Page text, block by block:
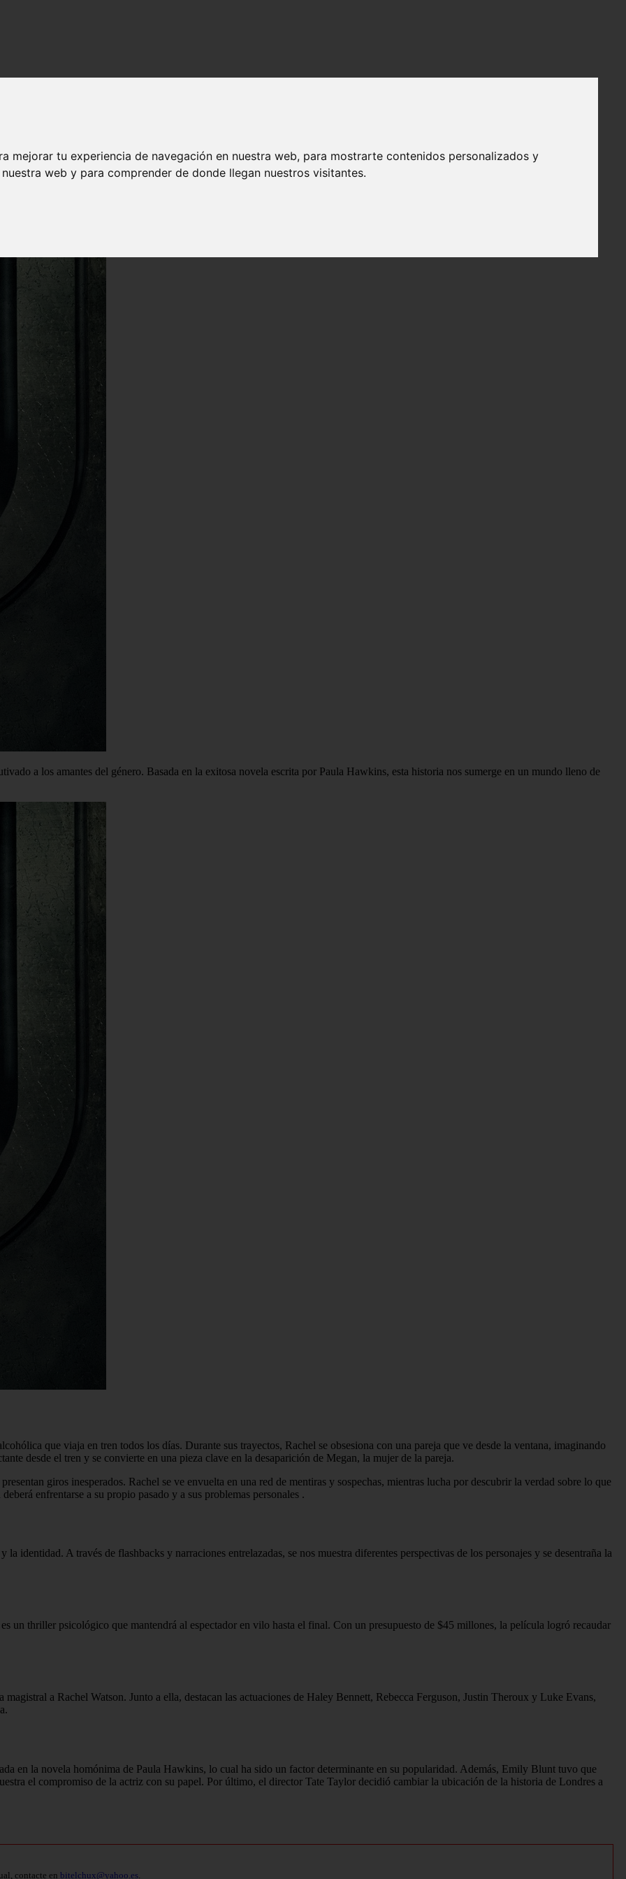
mejorar tu experiencia de navegación en nuestra web, para mostrarte contenidos personalizados y
web y para comprender de donde llegan nuestros visitantes.
a los amantes del género. Basada en la exitosa novela escrita por Paula Hawkins, esta historia nos sumerge en un mundo lleno de
que viaja en tren todos los días. Durante sus trayectos, Rachel se obsesiona con una pareja que ve desde la ventana, imaginando
desde el tren y se convierte en una pieza clave en la desaparición de Megan, la mujer de la pareja.
giros inesperados. Rachel se ve envuelta en una red de mentiras y sospechas, mientras lucha por descubrir la verdad sobre lo que
enfrentarse a su propio pasado y a sus problemas personales .
identidad. A través de flashbacks y narraciones entrelazadas, se nos muestra diferentes perspectivas de los personajes y se desentraña la
un thriller psicológico que mantendrá al espectador en vilo hasta el final. Con un presupuesto de $45 millones, la película logró recaudar
a Rachel Watson. Junto a ella, destacan las actuaciones de Haley Bennett, Rebecca Ferguson, Justin Theroux y Luke Evans,
en la novela homónima de Paula Hawkins, lo cual ha sido un factor determinante en su popularidad. Además, Emily Blunt tuvo que
el compromiso de la actriz con su papel. Por último, el director Tate Taylor decidió cambiar la ubicación de la historia de Londres a
contacte en bitelchux@yahoo.es